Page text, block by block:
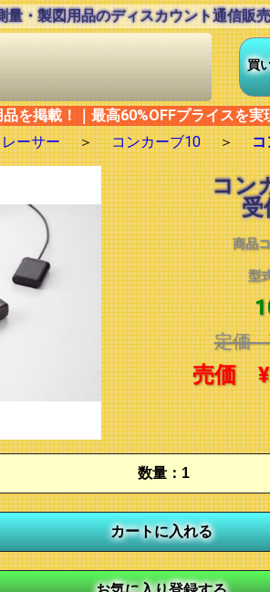
製図用品のディスカウント通信販
買
品を掲載！｜最高60%OFFプライスを実
ーサー ＞ コンカーブ10 ＞ コ
コン
受
商品
型
定価
売価